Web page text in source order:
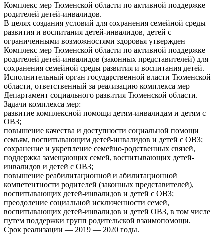
Комплекс мер Тюменской области по активной поддержке
родителей детей-инвалидов.
В целях создания условий для сохранения семейной среды
развития и воспитания детей-инвалидов, детей с
ограниченными возможностями здоровья утвержден
Комплекс мер Тюменской области по активной поддержке
родителей детей-инвалидов (законных представителей) для
сохранения семейной среды развития и воспитания детей.
Исполнительный орган государственной власти Тюменской
области, ответственный за реализацию комплекса мер —
Департамент социального развития Тюменской области.
Задачи комплекса мер:
развитие комплексной помощи детям-инвалидам и детям с
ОВЗ;
повышение качества и доступности социальной помощи
семьям, воспитывающим детей-инвалидов и детей с ОВЗ;
сохранение и укрепление семейно-родственных связей,
поддержка замещающих семей, воспитывающих детей-
инвалидов и детей с ОВЗ;
повышение реабилитационной и абилитационной
компетентности родителей (законных представителей),
воспитывающих детей-инвалидов и детей с ОВЗ;
преодоление социальной исключенности семей,
воспитывающих детей-инвалидов и детей ОВЗ, в том числе
путем поддержки групп родительской взаимопомощи.
Срок реализации — 2019 — 2020 годы.